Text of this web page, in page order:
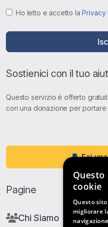
Ho letto e accetto laPrivacy
Sostienici con il tuo
Questo servizio è offerto
con una donazione per
Fai
Pagine
Chi Siamo
cookie
Questo
migliorare